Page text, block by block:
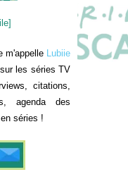
m'appelle Lubiie
les séries TV
citations,
agenda des
séries !